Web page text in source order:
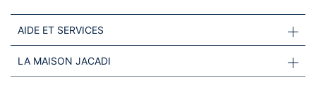
AIDE ET SERVICES
LA MAISON JACADI